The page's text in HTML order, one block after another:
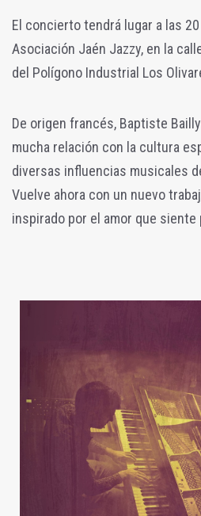
El concierto tendrá lugar a las
Asociación Jaén Jazzy, en la
del Polígono Industrial Los
De origen francés, Baptiste
mucha relación con la cultura
diversas influencias musicales
Vuelve ahora con un nuevo
inspirado por el amor que